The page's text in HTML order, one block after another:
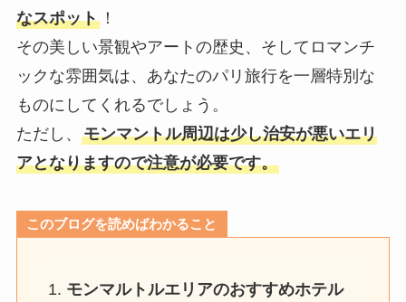
なスポット！
その美しい景観やアートの歴史、そしてロマンチ
ックな雰囲気は、あなたのパリ旅行を一層特別な
ものにしてくれるでしょう。
ただし、 モンマントル周辺は少し治安が悪いエリ
アとなりますので注意が必要です。
このブログを読めばわかること
モンマルトルエリアのおすすめホテル